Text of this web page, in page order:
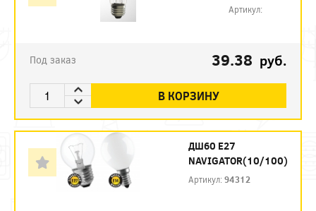
Артикул:
Под заказ 39.38 руб.
В КОРЗИНУ
ДШ60 Е27
NAVIGATOR(10/100)
Артикул:94312